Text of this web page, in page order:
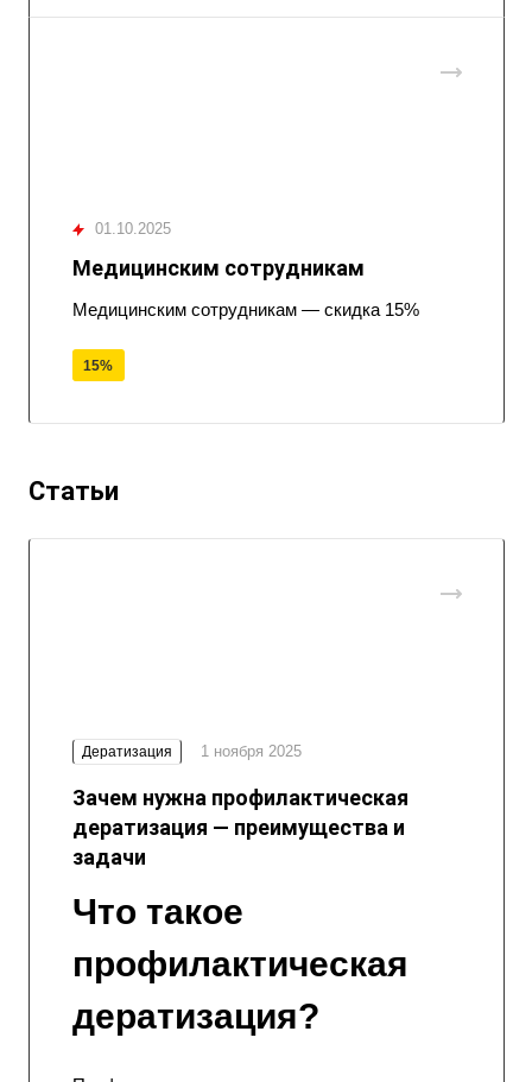
01.10.2025
Медицинским сотрудникам
Медицинским сотрудникам — скидка 15%
15%
Статьи
Дератизация 1 ноября 2025
Зачем нужна профилактическая
дератизация — преимущества и
задачи
Что такое
профилактическая
дератизация?